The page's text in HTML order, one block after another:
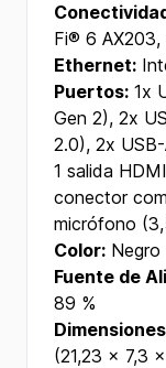
Fi® 6
Ethernet:
Puertos: 1x
Gen 2), 2x
2.0), 2x
1 salida
conector
micrófono
Color: Negro
Fuente de
89 %
(21,23 x 7,3